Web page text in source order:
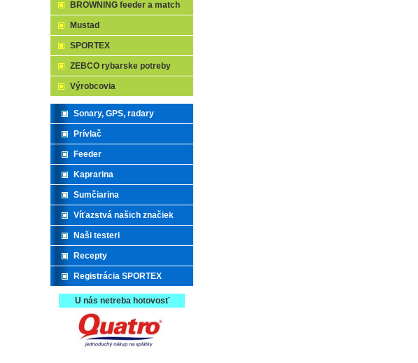
BROWNING feeder a match
Mustad
SPORTEX
ZEBCO rybarske potreby
Výrobcovia
Sonary, GPS, radary
Prívlač
Feeder
Kaprarina
Sumčiarina
Víťazstvá našich značiek
Naši testeri
Recepty
Registrácia SPORTEX
U nás netreba hotovosť